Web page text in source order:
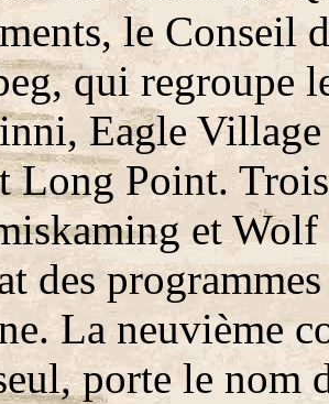
le Conseil
qui regroupe
Eagle
Long Point.
et Wolf
des
La neuvième
porte le nom